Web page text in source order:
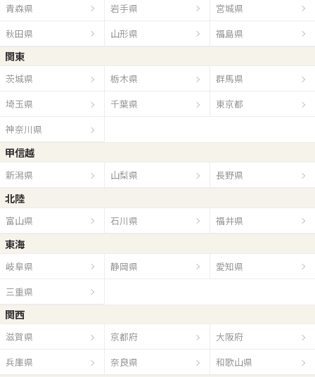
青森県 岩手県
宮城県
秋田県
山形県 福島県
関東
茨城県 栃木県
群馬県
埼玉県
千葉県
東京都
神奈川県
甲信越
新潟県 山梨県 長野県
北陸
富山県 石川県 福井県
東海
岐阜県 静岡県
愛知県
三重県
関西
滋賀県 京都府
大阪府
兵庫県
奈良県 和歌山県